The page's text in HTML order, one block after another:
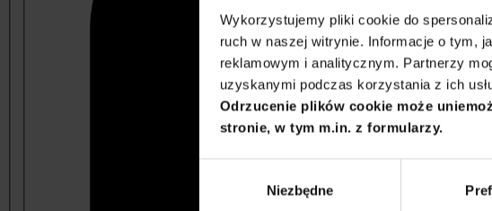
Wykorzystujemy pliki cookie do
ruch w naszej witrynie. Informacje o tym,
reklamowym i analitycznym. Partnerzy
uzyskanymi podczas korzystania z ich
Odrzucenie plików cookie może
stronie, w tym m.in. z formularzy.
Niezbędne